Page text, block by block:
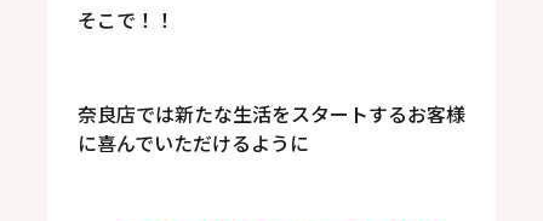
そこで！！
奈良店では新たな生活をスタートするお客様
に喜んでいただけるように